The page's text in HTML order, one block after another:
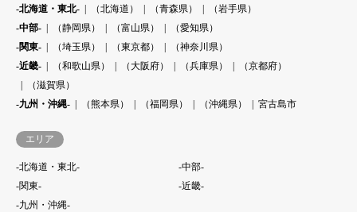
-北海道・東北- （北海道） （青森県）
（岩手県）
-中部-
（静岡県） （富山県）
（愛知県）
-関東-
（埼玉県） （東京都）
（神奈川県）
-近畿-
（和歌山県） （大阪府） （兵庫県）
（京都府）
（滋賀県）
-九州・沖縄-
（熊本県） （福岡県） （沖縄県） 宮古島市
エリア
-北海道・東北-
-中部-
-関東-
-近畿-
-九州・沖縄-